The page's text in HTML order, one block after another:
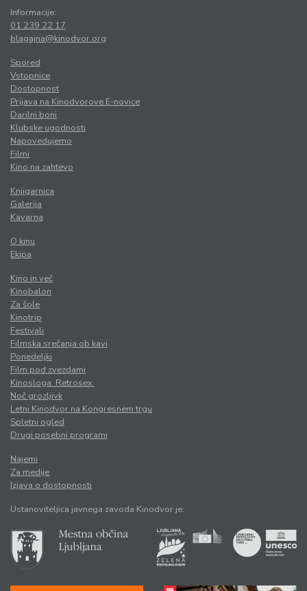
Informacije:
01 239 22 17
blagajna@kinodvor.org
Spored
Vstopnice
Dostopnost
Prijava na Kinodvorove E-novice
Darilni boni
Klubske ugodnosti
Napovedujemo
Filmi
Kino na zahtevo
Knjigarnica
Galerija
Kavarna
O kinu
Ekipa
Kino in več
Kinobalon
Za šole
Kinotrip
Festivali
Filmska srečanja ob kavi
Ponedeljki
Film pod zvezdami
Kinosloga. Retrosex.
Noč grozljivk
Letni Kinodvor na Kongresnem trgu
Spletni ogled
Drugi posebni programi
Najemi
Za medije
Izjava o dostopnosti
Ustanoviteljica javnega zavoda Kinodvor je: